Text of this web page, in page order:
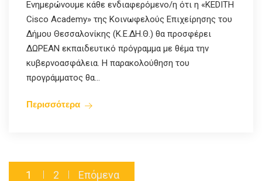
Ενημερώνουμε κάθε ενδιαφερόμενο/η ότι η «KEDITH
Cisco Academy» της Κοινωφελούς Επιχείρησης του
Δήμου Θεσσαλονίκης (Κ.Ε.ΔΗ.Θ.) θα προσφέρει
ΔΩΡΕΑΝ εκπαιδευτικό πρόγραμμα με θέμα την
κυβερνοασφάλεια. Η παρακολούθηση του
προγράμματος θα...
Περισσότερα
1 2 Επόμενα